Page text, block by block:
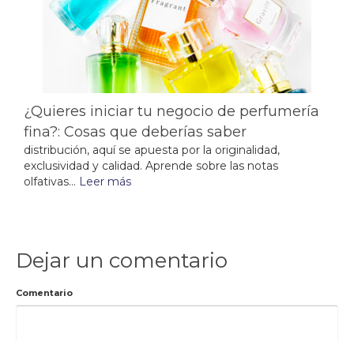
¿Quieres iniciar tu negocio de perfumería
fina?: Cosas que deberías saber
distribución, aquí se apuesta por la originalidad,
exclusividad y calidad. Aprende sobre las notas
olfativas... Leer más
Dejar un comentario
Comentario